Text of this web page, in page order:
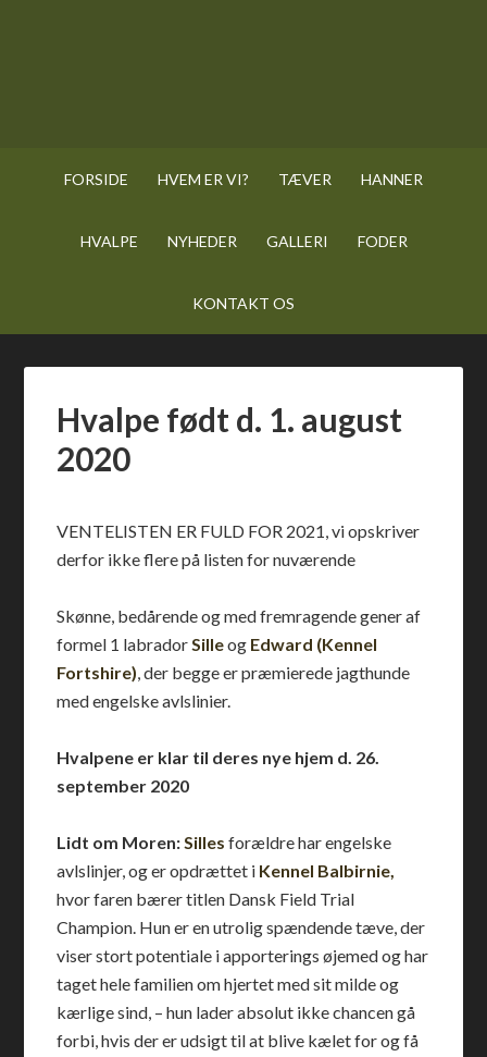
FORSIDE HVEM ER VI? TÆVER HANNER
HVALPE NYHEDER GALLERI FODER
KONTAKT OS
Hvalpe født d. 1. august
2020
VENTELISTEN ER FULD FOR 2021, vi opskriver
derfor ikke flere på listen for nuværende
Skønne, bedårende og med fremragende gener af
formel 1 labradorSilleog Edward (Kennel
Fortshire), der begge er præmierede jagthunde
med engelske avlslinier.
Hvalpene er klar til deres nye hjem d. 26.
september 2020
Lidt om Moren:Silles forældre har engelske
avlslinjer, og er opdrættet i Kennel Balbirnie,
hvor faren bærer titlen Dansk Field Trial
Champion. Hun er en utrolig spændende tæve, der
viser stort potentiale i apporterings øjemed og har
taget hele familien om hjertet med sit milde og
kærlige sind, – hun lader absolut ikke chancen gå
forbi, hvis der er udsigt til at blive kælet for og få